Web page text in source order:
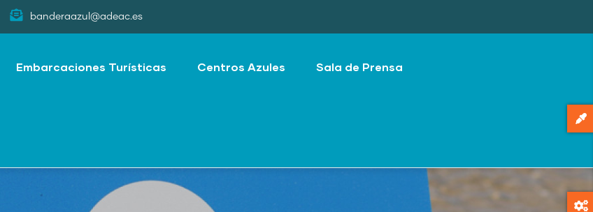
banderaazul@adeac.es
Embarcaciones Turísticas Centros Azules Sala de Prensa